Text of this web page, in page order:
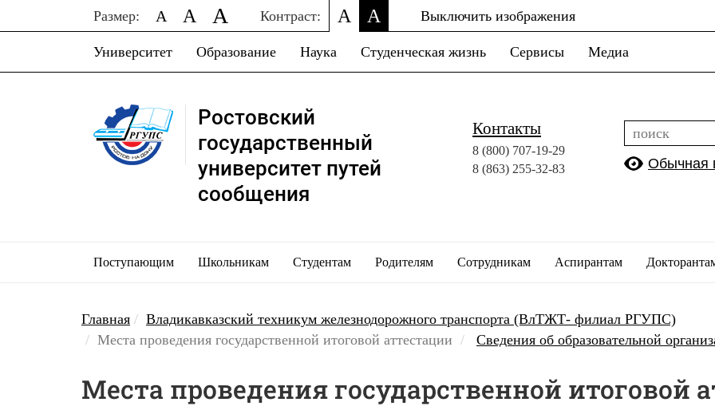
Размер: A A A Контраст: A A Выключить изображения
Университет Образование Наука Студенческая жизнь Сервисы Медиа
Ростовский
государственный
университет путей
сообщения
Контакты
8 (800) 707-19-29
8 (863) 255-32-83 Обычная
Поступающим Школьникам Студентам Родителям Сотрудникам Аспирантам
Главная
Владикавказский техникум железнодорожного транспорта (ВлТЖТ- филиал РГУПС)
Места проведения государственной итоговой аттестации
Сведения об образовательной
Места проведения государственной итоговой